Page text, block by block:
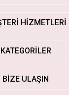
HİZMETLERİ
KATEGORİLER
BİZE ULAŞIN